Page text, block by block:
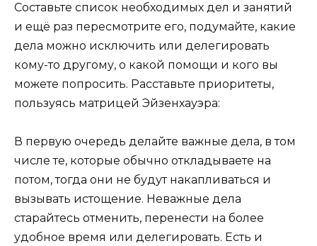
Составьте список необходимых дел и занятий
и ещё раз пересмотрите его, подумайте, какие
дела можно исключить или делегировать
кому-то другому, о какой помощи и кого вы
можете попросить. Расставьте приоритеты,
пользуясь матрицей Эйзенхауэра:
В первую очередь делайте важные дела, в том
числе те, которые обычно откладываете на
потом, тогда они не будут накапливаться и
вызывать истощение. Неважные дела
старайтесь отменить, перенести на более
удобное время или делегировать. Есть и